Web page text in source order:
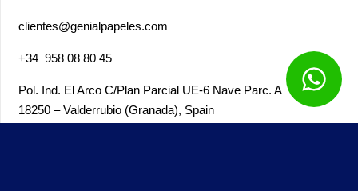
clientes@genialpapeles.com
+34 958 08 80 45
Pol. Ind. El Arco C/Plan Parcial UE-6 Nave Parc. A
18250 – Valderrubio (Granada), Spain